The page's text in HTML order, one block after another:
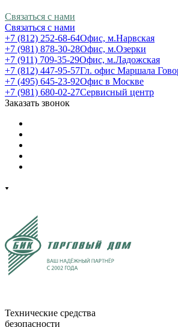
Связаться с нами
Связаться с нами
+7 (812) 252-68-64Офис, м.Нарвская
+7 (981) 878-30-28Офис, м.Озерки
+7 (911) 709-35-29Офис, м.Ладожская
+7 (812) 447-95-57Гл. офис Маршала
+7 (495) 645-23-92Офис в Москве
+7 (981) 680-02-27Сервисный центр
Заказать звонок
Технические средства
безопасности